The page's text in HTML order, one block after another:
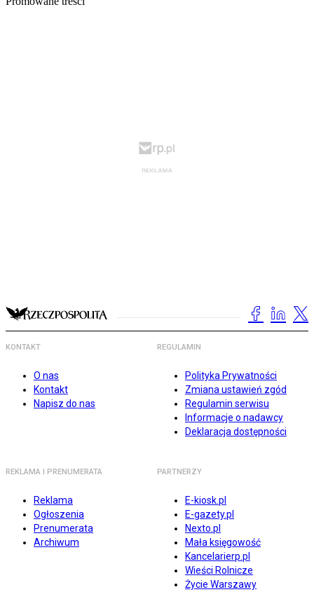
KONTAKT
O nas
Kontakt
Napisz do nas
REGULAMIN
Polityka Prywatności
Zmiana ustawień zgód
Regulamin serwisu
Informacje o nadawcy
Deklaracja dostępności
REKLAMA I PRENUMERATA
Reklama
Ogłoszenia
Prenumerata
Archiwum
PARTNERZY
E-kiosk.pl
E-gazety.pl
Nexto.pl
Mała księgowość
Kancelarierp.pl
Wieści Rolnicze
Życie Warszawy